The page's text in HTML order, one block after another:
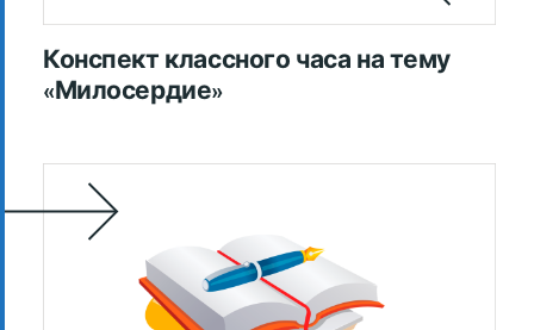
Конспект классного часа на тему
«Милосердие»